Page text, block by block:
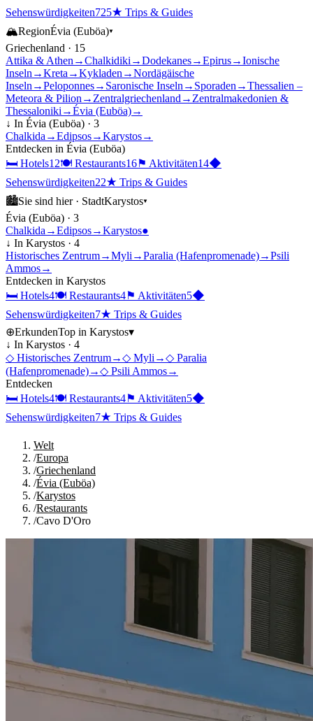
Sehenswürdigkeiten725★ Trips & Guides
🏔RegionÉvia (Euböa)▾
Griechenland · 15
Attika & Athen →Chalkidiki →Dodekanes→Epirus→Ionische
Inseln →Kreta →Kykladen →Nordägäische
Inseln →Peloponnes→ Saronische Inseln → Sporaden →Thessalien –
Meteora & Pilion → Zentralgriechenland → Zentralmakedonien &
Thessaloniki →Évia (Euböa)→
↓ In Évia (Euböa) · 3
Chalkida →Edipsos→Karystos→
Entdecken in Évia (Euböa)
🛏 Hotels12🍽 Restaurants16⚑ Aktivitäten14◆
Sehenswürdigkeiten22★ Trips & Guides
🏙Sie sind hier · StadtKarystos▾
Évia (Euböa) · 3
Chalkida →Edipsos→Karystos●
↓ In Karystos · 4
Historisches Zentrum→Myli →Paralia (Hafenpromenade)→Psili
Ammos→
Entdecken in Karystos
🛏 Hotels4🍽 Restaurants4⚑ Aktivitäten5◆
Sehenswürdigkeiten7★ Trips & Guides
⊕ErkundenTop in Karystos▾
↓ In Karystos · 4
◇ Historisches Zentrum→◇ Myli →◇ Paralia
(Hafenpromenade)→◇ Psili Ammos→
Entdecken
🛏 Hotels4🍽 Restaurants4⚑ Aktivitäten5◆
Sehenswürdigkeiten7★ Trips & Guides
Welt
/Europa
/Griechenland
/Évia (Euböa)
/Karystos
/Restaurants
/Cavo D'Oro